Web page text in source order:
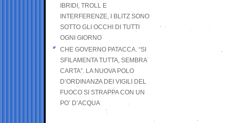
IBRIDI, TROLL E
INTERFERENZE, I BLITZ SONO
SOTTO GLI OCCHI DI TUTTI
OGNI GIORNO
CHE GOVERNO PATACCA. “SI
SFILAMENTA TUTTA, SEMBRA
CARTA”. LA NUOVA POLO
D’ORDINANZA DEI VIGILI DEL
FUOCO SI STRAPPA CON UN
PO’ D’ACQUA